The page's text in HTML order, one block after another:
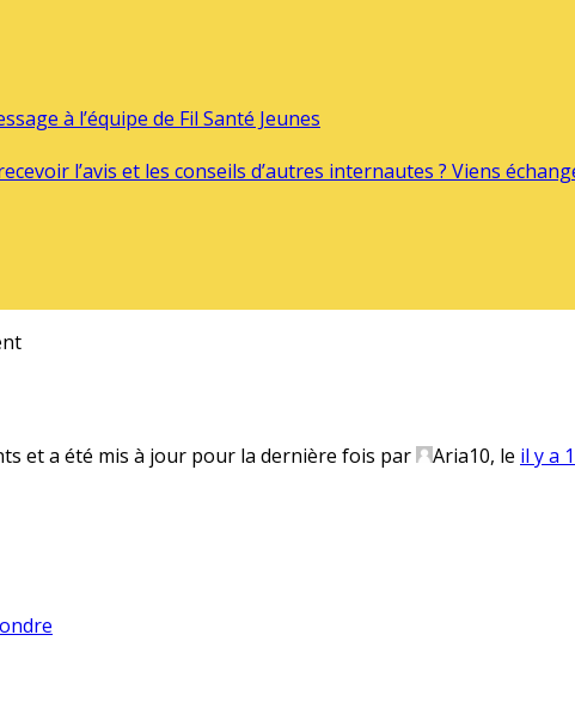
à l’équipe de Fil Santé Jeunes
l’avis et les conseils d’autres internautes ? Viens
et a été mis à jour pour la dernière fois par Aria10, le il y a